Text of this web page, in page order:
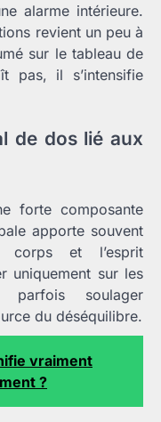
alarme intérieure.
revient un peu à
sur le tableau de
pas, il s’intensifie
de dos lié aux
forte composante
apporte souvent
corps et l’esprit
uniquement sur les
parfois soulager
du déséquilibre.
vraiment
?